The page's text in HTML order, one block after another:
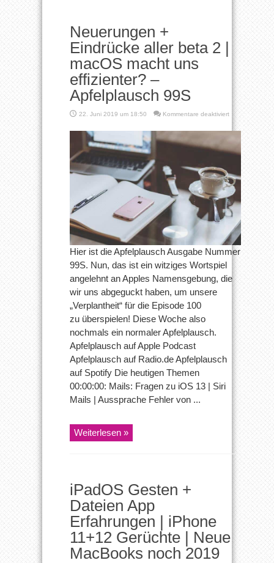
Neuerungen +
Eindrücke aller beta 2 |
macOS macht uns
effizienter? –
Apfelplausch 99S
22. Juni 2019 um 18:50 Kommentare deaktiviertfür
Neuerungen
+
Eindrücke
aller
|
macOS
macht
uns
effizienter?
Apfelplausch
99S
Hier ist die Apfelplausch Ausgabe Nummer
99S. Nun, das ist ein witziges Wortspiel
angelehnt an Apples Namensgebung, die
wir uns abgeguckt haben, um unsere
„Verplantheit“ für die Episode 100
zu überspielen! Diese Woche also
nochmals ein normaler Apfelplausch.
Apfelplausch auf Apple Podcast
Apfelplausch auf Radio.de Apfelplausch
auf Spotify Die heutigen Themen
00:00:00: Mails: Fragen zu iOS 13 | Siri
Mails | Aussprache Fehler von ...
Weiterlesen »
iPadOS Gesten +
Dateien App
Erfahrungen | iPhone
11+12 Gerüchte | Neue
MacBooks noch 2019